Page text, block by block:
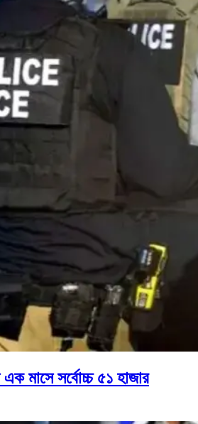
এক মাসে সর্বোচ্চ ৫১ হাজার